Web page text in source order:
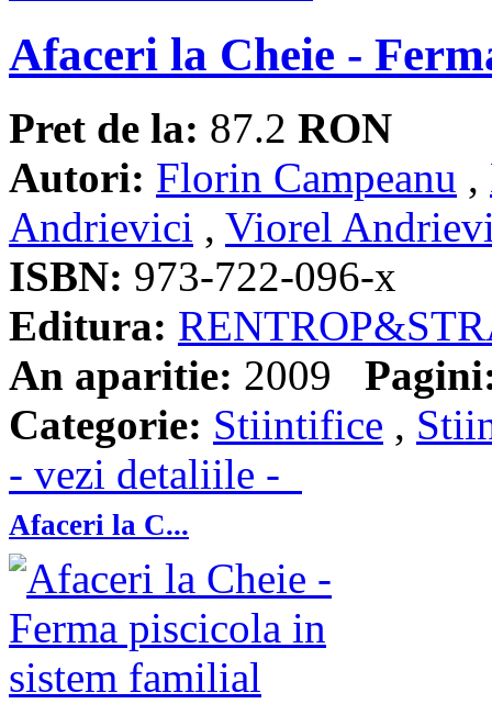
Afaceri la Cheie -
Pret de la: 87.2 RON
Autori: Florin Campeanu ,
Andrievici , Viorel
ISBN: 973-722-096-x
Editura:
An aparitie: 2009
Categorie: Stiintifice ,
- vezi detaliile -
Afaceri la C...